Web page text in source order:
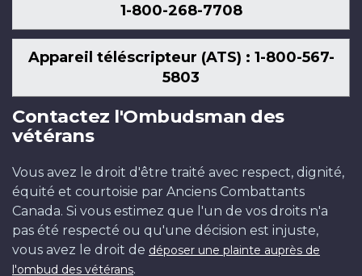
1-800-268-7708
Appareil téléscripteur (ATS) : 1-800-567-
5803
Contactez l'Ombudsman des
vétérans
Vous avez le droit d'être traité avec respect, dignité,
équité et courtoisie par Anciens Combattants
Canada. Si vous estimez que l'un de vos droits n'a
pas été respecté ou qu'une décision est injuste,
vous avez le droit de déposer une plainte auprès de
l'ombud des vétérans.